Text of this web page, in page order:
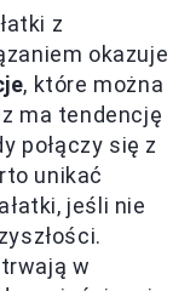
z
okazuje
, które można
ma tendencję
połączy się z
unikać
jeśli nie
w